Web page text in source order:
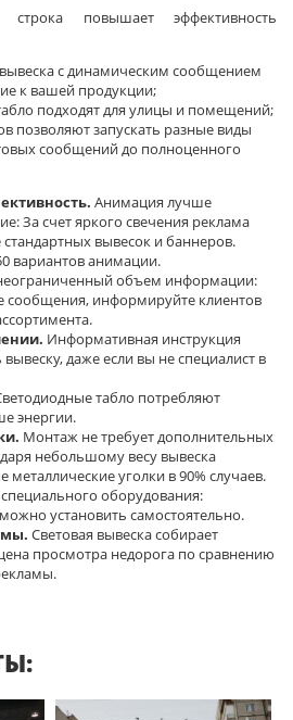
строка повышает эффективность
с динамическим сообщением
к вашей продукции;
подходят для улицы и помещений;
позволяют запускать разные виды
сообщений до полноценного
Анимация лучше
За счет яркого свечения реклама
вывесок и баннеров.
вариантов анимации.
объем информации:
сообщения, информируйте клиентов
Информативная инструкция
даже если вы не специалист в
табло потребляют
энергии.
Монтаж не требует дополнительных
небольшому весу вывеска
металлические уголки в 90% случаев.
оборудования:
установить самостоятельно.
Световая вывеска собирает
просмотра недорога по сравнению